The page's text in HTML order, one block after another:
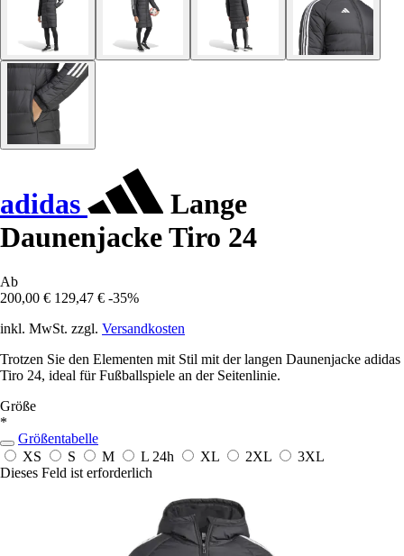
adidas
Lange
Daunenjacke Tiro 24
Ab
200,00 € 129,47 € -35%
inkl. MwSt. zzgl. Versandkosten
Trotzen Sie den Elementen mit Stil mit der langen Daunenjacke adidas
Tiro 24, ideal für Fußballspiele an der Seitenlinie.
Größe
*
Größentabelle
XS
S M L 24h XL 2XL
3XL
Dieses Feld ist erforderlich